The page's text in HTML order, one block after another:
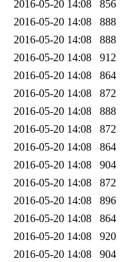
2016-05-20 14:08
856
2016-05-20 14:08
888
2016-05-20 14:08
888
2016-05-20 14:08
912
2016-05-20 14:08
864
2016-05-20 14:08
872
2016-05-20 14:08
888
2016-05-20 14:08
872
2016-05-20 14:08
864
2016-05-20 14:08
904
2016-05-20 14:08
872
2016-05-20 14:08
896
2016-05-20 14:08
864
2016-05-20 14:08
920
2016-05-20 14:08
904